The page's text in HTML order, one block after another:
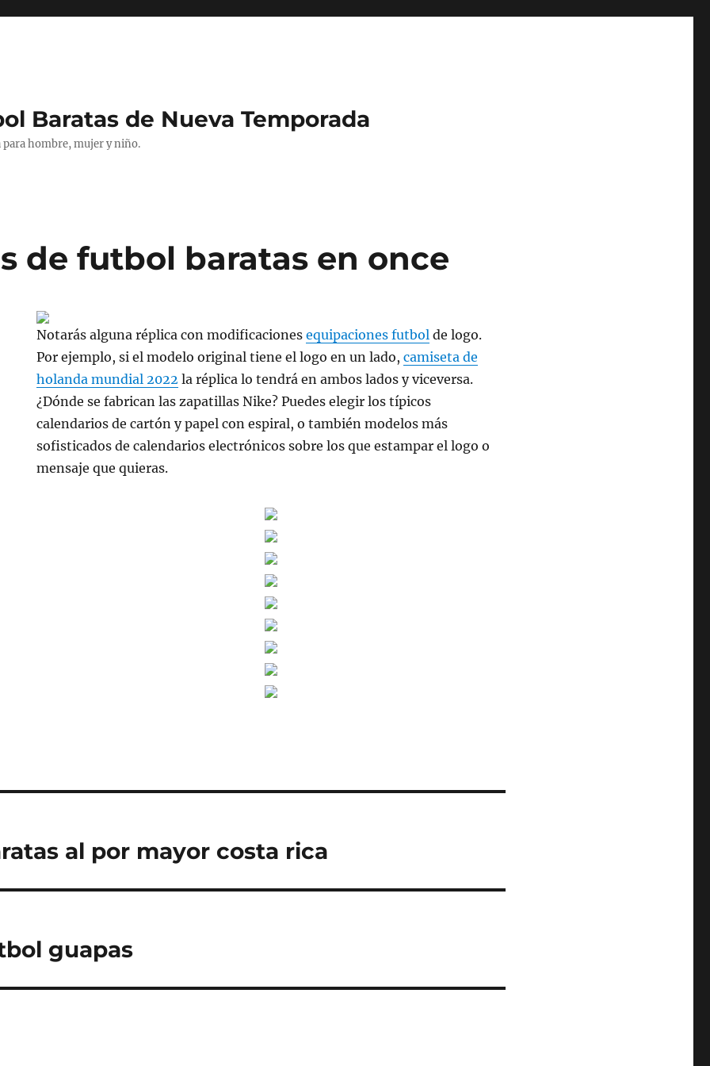
Baratas de Nueva Temporada
para hombre, mujer y niño.
de futbol baratas en once
Notarás alguna réplica con modificacionesequipaciones futbol de logo.
Por ejemplo, si el modelo original tiene el logo en un lado,camiseta de
holanda mundial 2022 la réplica lo tendrá en ambos lados y viceversa.
¿Dónde se fabrican las zapatillas Nike? Puedes elegir los típicos
calendarios de cartón y papel con espiral, o también modelos más
sofisticados de calendarios electrónicos sobre los que estampar el logo o
mensaje que quieras.
al por mayor costa rica
guapas